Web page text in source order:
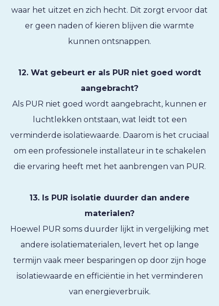
waar het uitzet en zich hecht. Dit zorgt ervoor dat
er geen naden of kieren blijven die warmte
kunnen ontsnappen.
12. Wat gebeurt er als PUR niet goed wordt
aangebracht?
Als PUR niet goed wordt aangebracht, kunnen er
luchtlekken ontstaan, wat leidt tot een
verminderde isolatiewaarde. Daarom is het cruciaal
om een professionele installateur in te schakelen
die ervaring heeft met het aanbrengen van PUR.
13. Is PUR isolatie duurder dan andere
materialen?
Hoewel PUR soms duurder lijkt in vergelijking met
andere isolatiematerialen, levert het op lange
termijn vaak meer besparingen op door zijn hoge
isolatiewaarde en efficiëntie in het verminderen
van energieverbruik.